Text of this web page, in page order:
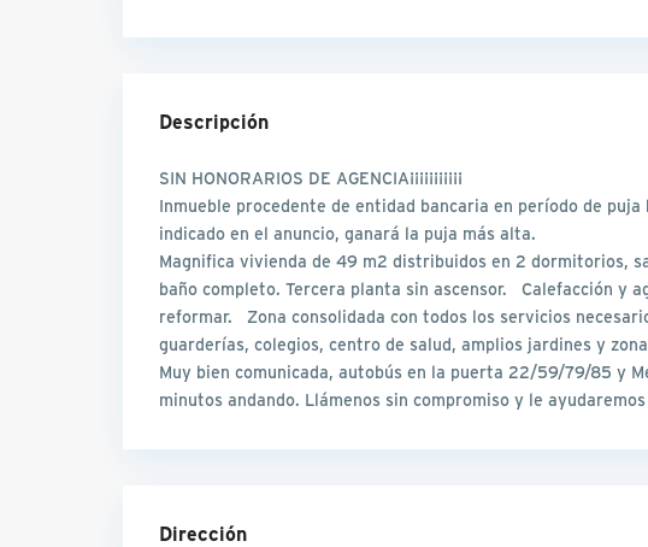
Descripción
SIN HONORARIOS DE AGENCIA¡¡¡¡¡¡¡¡¡¡¡
Inmueble procedente de entidad bancaria en período de
indicado en el anuncio, ganará la puja más alta.
Magnifica vivienda de 49 m2 distribuidos en 2 dormitorios,
baño completo. Tercera planta sin ascensor. Calefacción y
reformar. Zona consolidada con todos los servicios
guarderías, colegios, centro de salud, amplios jardines y
Muy bien comunicada, autobús en la puerta 22/59/79/85 y
minutos andando. Llámenos sin compromiso y le
Dirección